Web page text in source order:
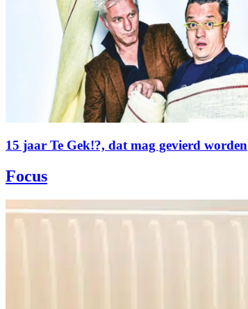
15 jaar Te Gek!?, dat mag gevierd worden
Focus